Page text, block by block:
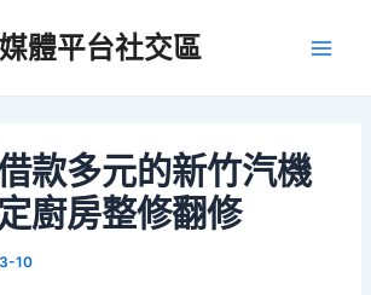
體平台社交區
款多元的新竹汽機
廚房整修翻修
10